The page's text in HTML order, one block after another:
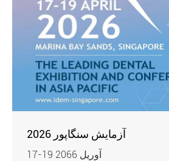
آزمایش سنگاپور 2026
17-19 آوريل 2066